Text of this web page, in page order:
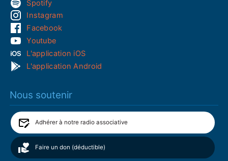
Spotify
Instagram
Facebook
Youtube
L'application iOS
L'application Android
Nous soutenir
Adhérer à notre radio associative
Faire un don (déductible)